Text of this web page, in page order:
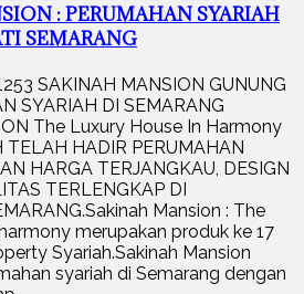
: PERUMAHAN SYARIAH
SEMARANG
SAKINAH MANSION GUNUNG
SYARIAH DI SEMARANG
The Luxury House In Harmony
HADIR PERUMAHAN
HARGA TERJANGKAU, DESIGN
TERLENGKAP DI
Mansion : The
merupakan produk ke 17
Syariah.Sakinah Mansion
syariah di Semarang dengan